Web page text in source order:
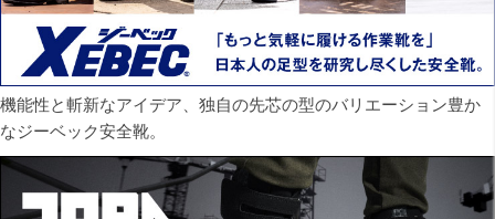
機能性と斬新なアイデア、独自の先芯の型のバリエーション豊か
なジーベック安全靴。